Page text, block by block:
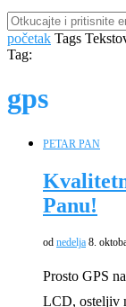
početak Tags
Tag:
gps
PETAR PAN
Panu!
od nedelja 8.
Prosto GPS
LCD, osteljiv